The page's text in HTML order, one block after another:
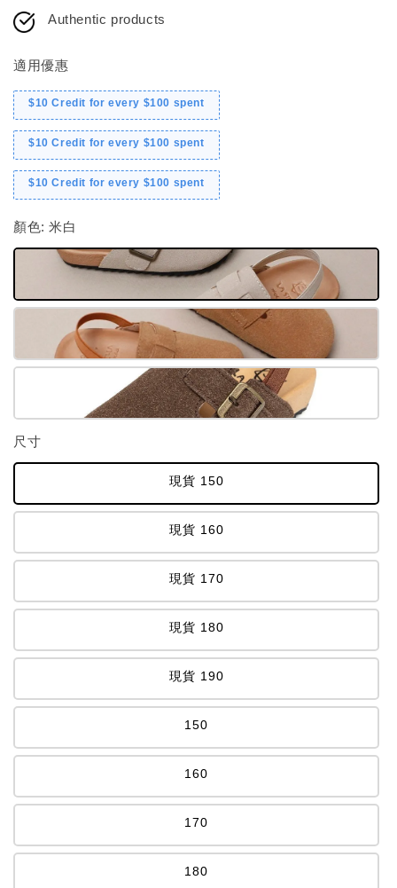
Authentic products
適用優惠
$10 Credit for every $100 spent
$10 Credit for every $100 spent
$10 Credit for every $100 spent
顏色: 米白
尺寸
現貨 150
現貨 160
現貨 170
現貨 180
現貨 190
150
160
170
180